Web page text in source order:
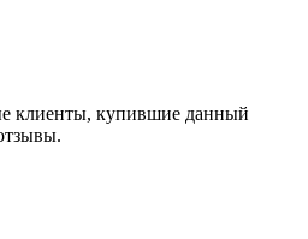
клиенты, купившие данный